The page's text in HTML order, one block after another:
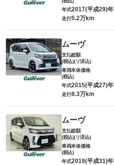
年式2017(平成29)年
走行5.2万km
ムーヴ
支払総額
(税込)(リ済込)
車両本体価格
(税込)
年式2015(平成27)年
走行8.3万km
ムーヴ
支払総額
(税込)(リ済込)
車両本体価格
(税込)
年式2019(平成31)年